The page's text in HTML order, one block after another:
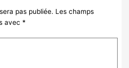
pas publiée. Les champs
avec *